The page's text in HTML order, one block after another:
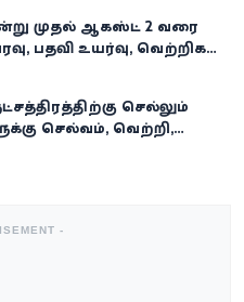
முதல் ஆகஸ்ட் 2 வரை
பதவி உயர்வு, வெற்றிகள்
செல்லும்
செல்வம், வெற்றி,
-